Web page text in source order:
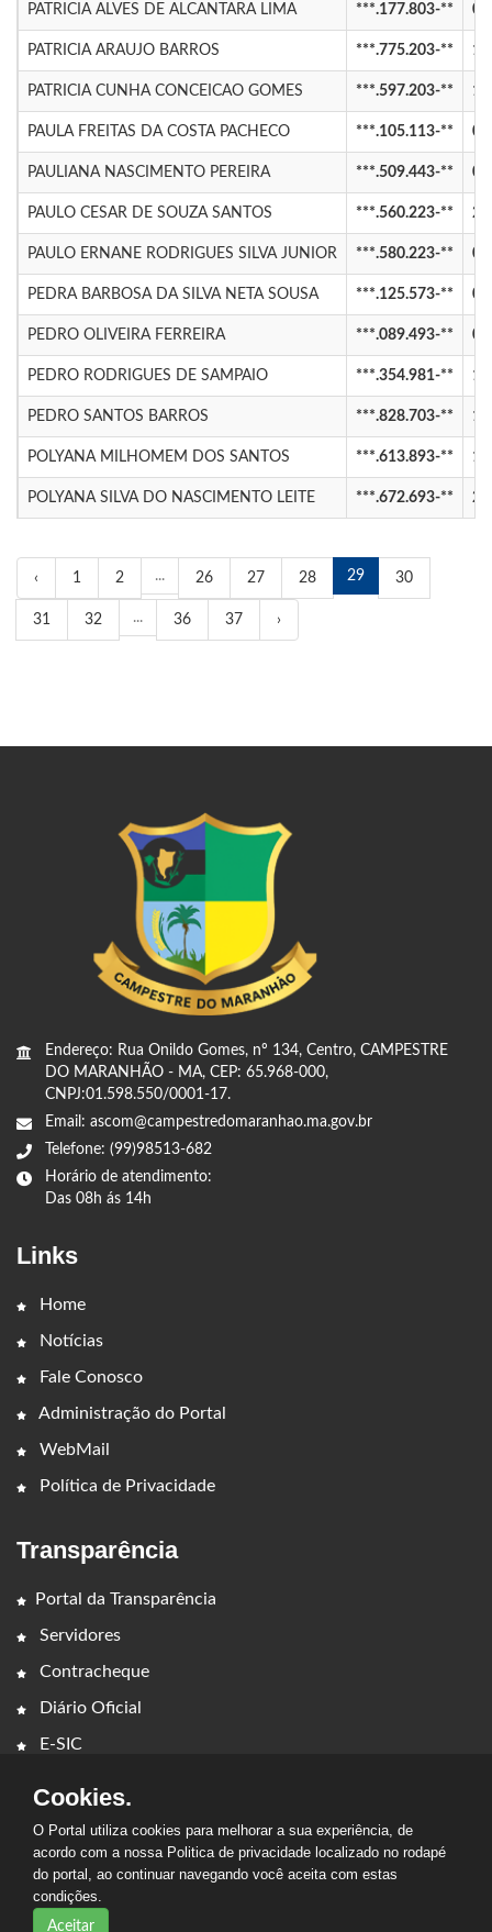
PATRICIA ALVES DE ALCANTARA LIMA ***.177.803-**
PATRICIA ARAUJO BARROS ***.775.203-**
PATRICIA CUNHA CONCEICAO GOMES ***.597.203-**
PAULA FREITAS DA COSTA PACHECO ***.105.113-**
PAULIANA NASCIMENTO PEREIRA ***.509.443-**
PAULO CESAR DE SOUZA SANTOS ***.560.223-**
PAULO ERNANE RODRIGUES SILVA JUNIOR ***.580.223-**
PEDRA BARBOSA DA SILVA NETA SOUSA ***.125.573-**
PEDRO OLIVEIRA FERREIRA ***.089.493-**
PEDRO RODRIGUES DE SAMPAIO ***.354.981-**
PEDRO SANTOS BARROS ***.828.703-**
POLYANA MILHOMEM DOS SANTOS ***.613.893-**
POLYANA SILVA DO NASCIMENTO LEITE ***.672.693-**
‹ 1 2 ... 26 27 28 29 30
31 32 ... 36 37 ›
Endereço: Rua Onildo Gomes, nº 134, Centro, CAMPESTRE
DO MARANHÃO - MA, CEP: 65.968-000,
CNPJ:01.598.550/0001-17.
Email: ascom@campestredomaranhao.ma.gov.br
Telefone: (99)98513-682
Horário de atendimento:
Das 08h ás 14h
Links
Home
Notícias
Fale Conosco
Administração do Portal
WebMail
Política de Privacidade
Transparência
Portal da Transparência
Servidores
Contracheque
Diário Oficial
E-SIC
Cookies.
O Portal utiliza cookies para melhorar a sua experiência, de
acordo com a nossa Politica de privacidade localizado no rodapé
do portal, ao continuar navegando você aceita com estas
condições.
Aceitar
2026 - PREFEITURA MUNICIPAL DE CAMPESTRE DO
MARANHÃO. Todos os direitos reservados.